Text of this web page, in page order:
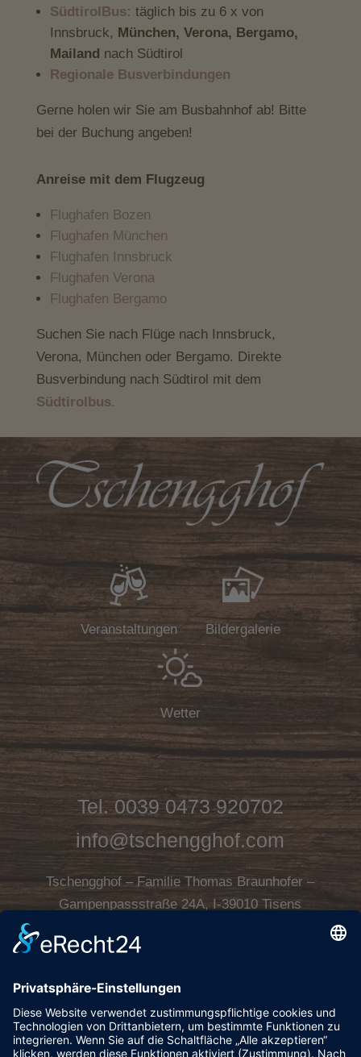
SüdtirolBus: täglich bis zu 6 x von
Innsbruck, München, Verona, Bergamo,
Mailand nach Südtirol
Regionale Busverbindungen
Gerne holen wir Sie am Busbahnhof ab! Bitte
bei der Buchung angeben!
Anreise mit dem Flugzeug
Flughafen Bozen
Flughafen München
Flughafen Innsbruck
Flughafen Verona
Flughafen Bergamo
Suchen Sie nach Flüge nach Innsbruck,
Verona, München oder Bergamo. Direkte
Busverbindung nach Südtirol mit dem
Südtirolbus.
Veranstaltungen Bildergalerie
Wetter
Tel.0039 0473 920702
info@tschengghof.com
Tschengghof – Familie Thomas Braunhofer –
Gampenpassstraße 24A, I-39010 Tisens
Kontakt & Anfahrt